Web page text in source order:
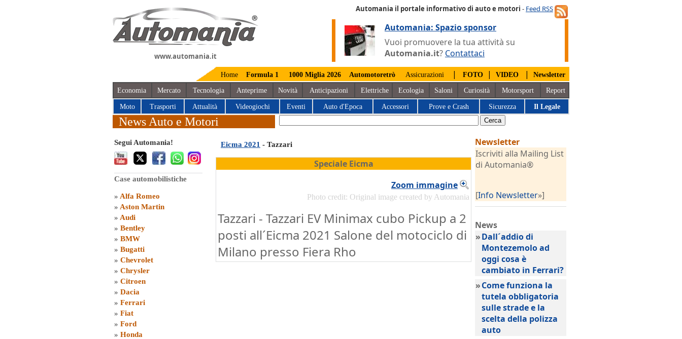
www.automania.it
Automania il portale informativo di auto e motori - Feed RSS
Automania: Spazio sponsor
Vuoi promuovere la tua attività su
Automania.it? Contattaci
Home Formula 1 1000 Miglia 2026 Automotoretrò Assicurazioni | FOTO | VIDEO | Newsletter
Economia Mercato Tecnologia Anteprime Novità Anticipazioni Elettriche Ecologia Saloni Curiosità Motorsport Report
Moto Trasporti Attualità Videogiochi Eventi Auto d'Epoca Accessori Prove e Crash Sicurezza Il Legale
News Auto e Motori
Segui Automania!
Case automobilistiche
» Alfa Romeo
» Aston Martin
» Audi
» Bentley
» BMW
» Bugatti
» Chevrolet
» Chrysler
» Citroen
» Dacia
» Ferrari
» Fiat
» Ford
» Honda
Eicma 2021 - Tazzari
Speciale Eicma
Zoom immagine
Photo credit: Original image created by Automania
Tazzari - Tazzari EV Minimax cubo Pickup a 2
posti all´Eicma 2021 Salone del motociclo di
Milano presso Fiera Rho
Newsletter
Iscriviti alla Mailing List
di Automania®
[Info Newsletter»]
News
»Dall´addio di
Montezemolo ad
oggi cosa è
cambiato in Ferrari?
»Come funziona la
tutela obbligatoria
sulle strade e la
scelta della polizza
auto